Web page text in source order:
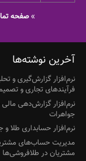
»صفحه
آخرین نوشته‌ها
نرم‌افزار گزارش‌گیری و
فرآیندهای تجاری و
نرم‌افزار گزارش‌دهی
جواهرات
نرم‌افزار حسابداری طلا
مدیریت حساب‌های
مشتریان در طلافروشی‌ها